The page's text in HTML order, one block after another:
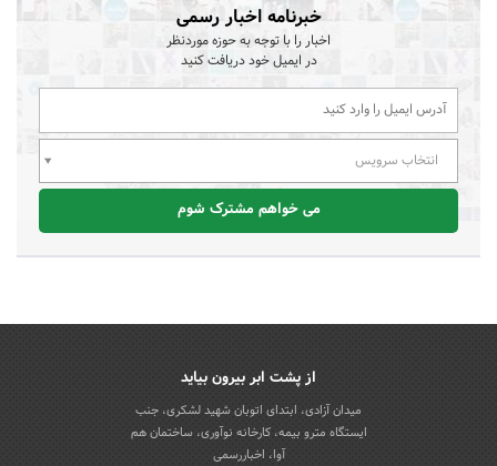
خبرنامه اخبار رسمی
اخبار را با توجه به حوزه موردنظر
در ایمیل خود دریافت کنید
انتخاب سرویس
می خواهم مشترک شوم
از پشت ابر بیرون بیاید
میدان آزادی، ابتدای اتوبان شهید لشکری، جنب
ایستگاه مترو بیمه، کارخانه نوآوری، ساختمان هم
آوا، اخباررسمی